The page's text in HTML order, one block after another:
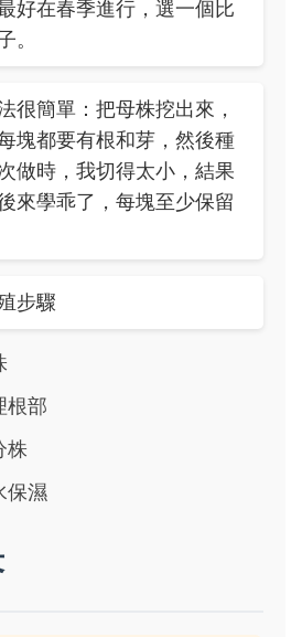
好在春季進行，選一個比
。
很簡單：把母株挖出來，
塊都要有根和芽，然後種
做時，我切得太小，結果
來學乖了，每塊至少保留
步驟
根部
株
保濕